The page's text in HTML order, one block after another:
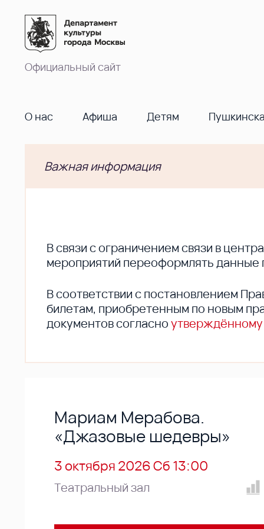
Официальный сайт
О нас Афиша Детям
Важная информация
В cвязи с ограничением связи в
мероприятий переоформлять данные
В соответствии с постановлением
билетам, приобретенным по новым
документов согласно
Мариам Мерабова.
«Джазовые шедевры»
3 октября 2026 Сб 13:00
Театральный зал